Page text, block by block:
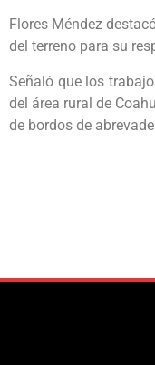
Flores Méndez
del terreno para su
Señaló que los
del área rural de
de bordos de